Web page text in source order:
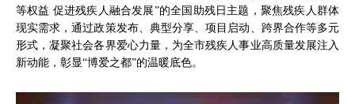
等权益 促进残疾人融合发展”的全国助残日主题，聚焦残疾人群体
现实需求，通过政策发布、典型分享、项目启动、跨界合作等多元
形式，凝聚社会各界爱心力量，为全市残疾人事业高质量发展注入
新动能，彰显“博爱之都”的温暖底色。